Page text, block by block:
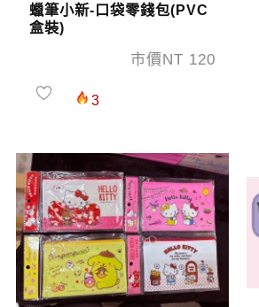
蠟筆小新-口袋零錢包(PVC
盒裝)
市價NT 120
3